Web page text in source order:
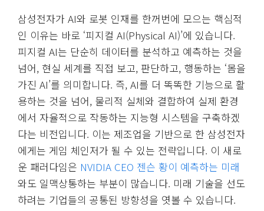
삼성전자가 AI와 로봇 인재를 한꺼번에 모으는 핵심적
인 이유는 바로 ‘피지컬 AI(Physical AI)’에 있습니다.
피지컬 AI는 단순히 데이터를 분석하고 예측하는 것을
넘어, 현실 세계를 직접 보고, 판단하고, 행동하는 ‘몸을
가진 AI’를 의미합니다. 즉, AI를 더 똑똑한 기능으로 활
용하는 것을 넘어, 물리적 실체와 결합하여 실제 환경
에서 자율적으로 작동하는 지능형 시스템을 구축하겠
다는 비전입니다. 이는 제조업을 기반으로 한 삼성전자
에게는 게임 체인저가 될 수 있는 전략입니다. 이 새로
운 패러다임은 NVIDIA CEO 젠슨 황이 예측하는 미래
와도 일맥상통하는 부분이 많습니다. 미래 기술을 선도
하려는 기업들의 공통된 방향성을 엿볼 수 있습니다.